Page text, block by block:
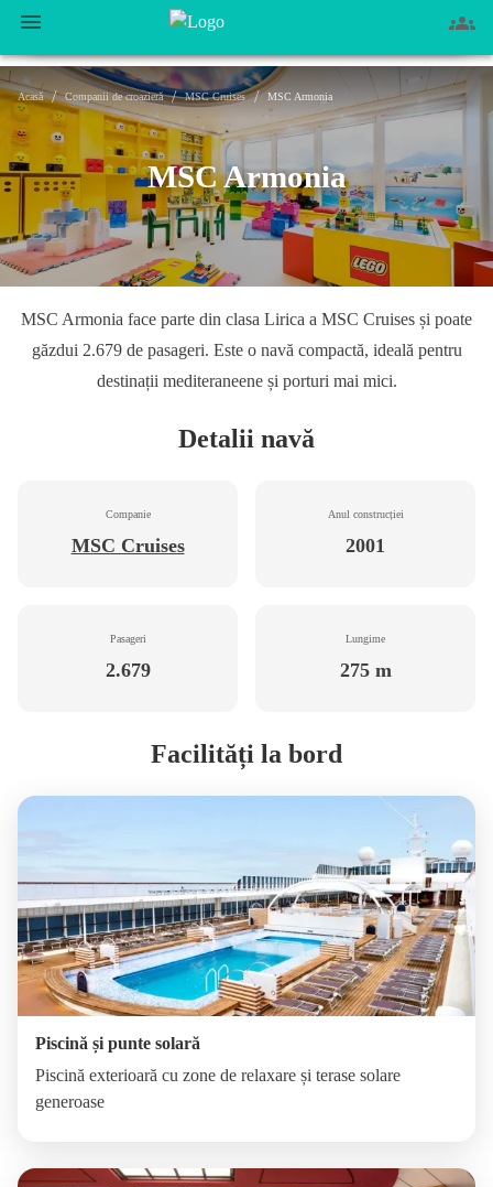
MSC Armonia
Acasă / Companii de croazieră / MSC Cruises / MSC Armonia
MSC Armonia face parte din clasa Lirica a MSC Cruises și poate
găzdui 2.679 de pasageri. Este o navă compactă, ideală pentru
destinații mediteraneene și porturi mai mici.
Detalii navă
Companie
MSC Cruises
Anul construcției
2001
Pasageri
2.679
Lungime
275 m
Facilități la bord
Piscină și punte solară
Piscină exterioară cu zone de relaxare și terase solare
generoase